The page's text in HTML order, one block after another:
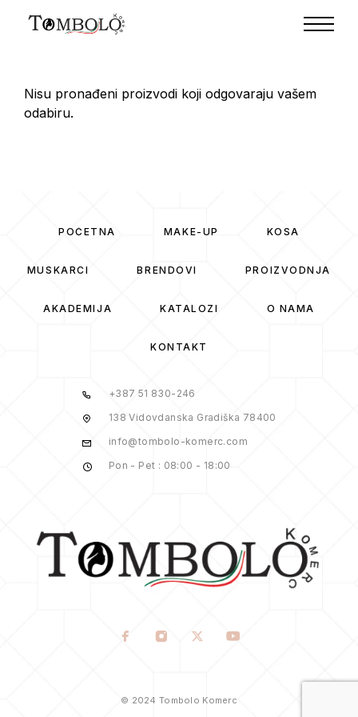
Nisu pronađeni proizvodi koji odgovaraju vašem
odabiru.
POČETNA MAKE-UP KOSA
MUSKARCI BRENDOVI PROIZVODNJA
AKADEMIJA KATALOZI O NAMA
KONTAKT
+387 51 830-246
138 Vidovdanska Gradiška 78400
info@tombolo-komerc.com
Pon - Pet : 08:00 - 18:00
© 2024 Tombolo Komerc